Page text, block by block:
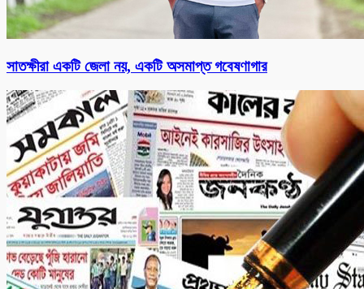
সাতক্ষীরা একটি জেলা নয়, একটি অসমাপ্ত গবেষণাগার